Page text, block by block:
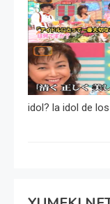
idol? la idol de